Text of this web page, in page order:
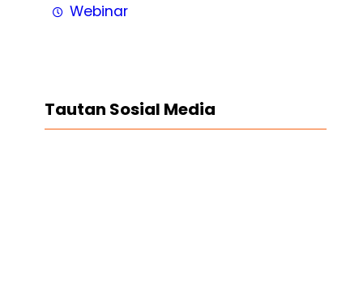
Webinar
Tautan Sosial Media